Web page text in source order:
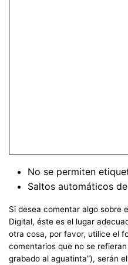
No se permiten
Saltos automáticos
Si desea comentar algo sobre
Digital, éste es el lugar
otra cosa, por favor, utilice el
comentarios que no se
grabado al aguatinta”), serán